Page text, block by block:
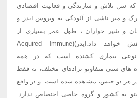
که سن تلاش و سازندگی و فعالیت اقتصادی
و میر ناشی از آلودگی به ویروس ایدز و
و شیر خواران ، طول عمر بسیاری از
کشورهای جهانرا کاهش خواهد داد.ایدز)(Acquired Immune
Deficiency Syndromeنوعی بیماری کشنده است که در همه
های سنی متفاوتو نژادهای مختلف، نه فقط
هر دو جنس، مشاهده شده است. و در واقع
به کشور و گروه خاصی اختصاص ندارد.